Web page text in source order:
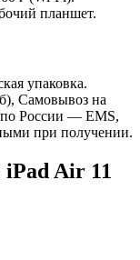
планшет.
упаковка.
Самовывоз на
по России — EMS,
при получении.
Air 11